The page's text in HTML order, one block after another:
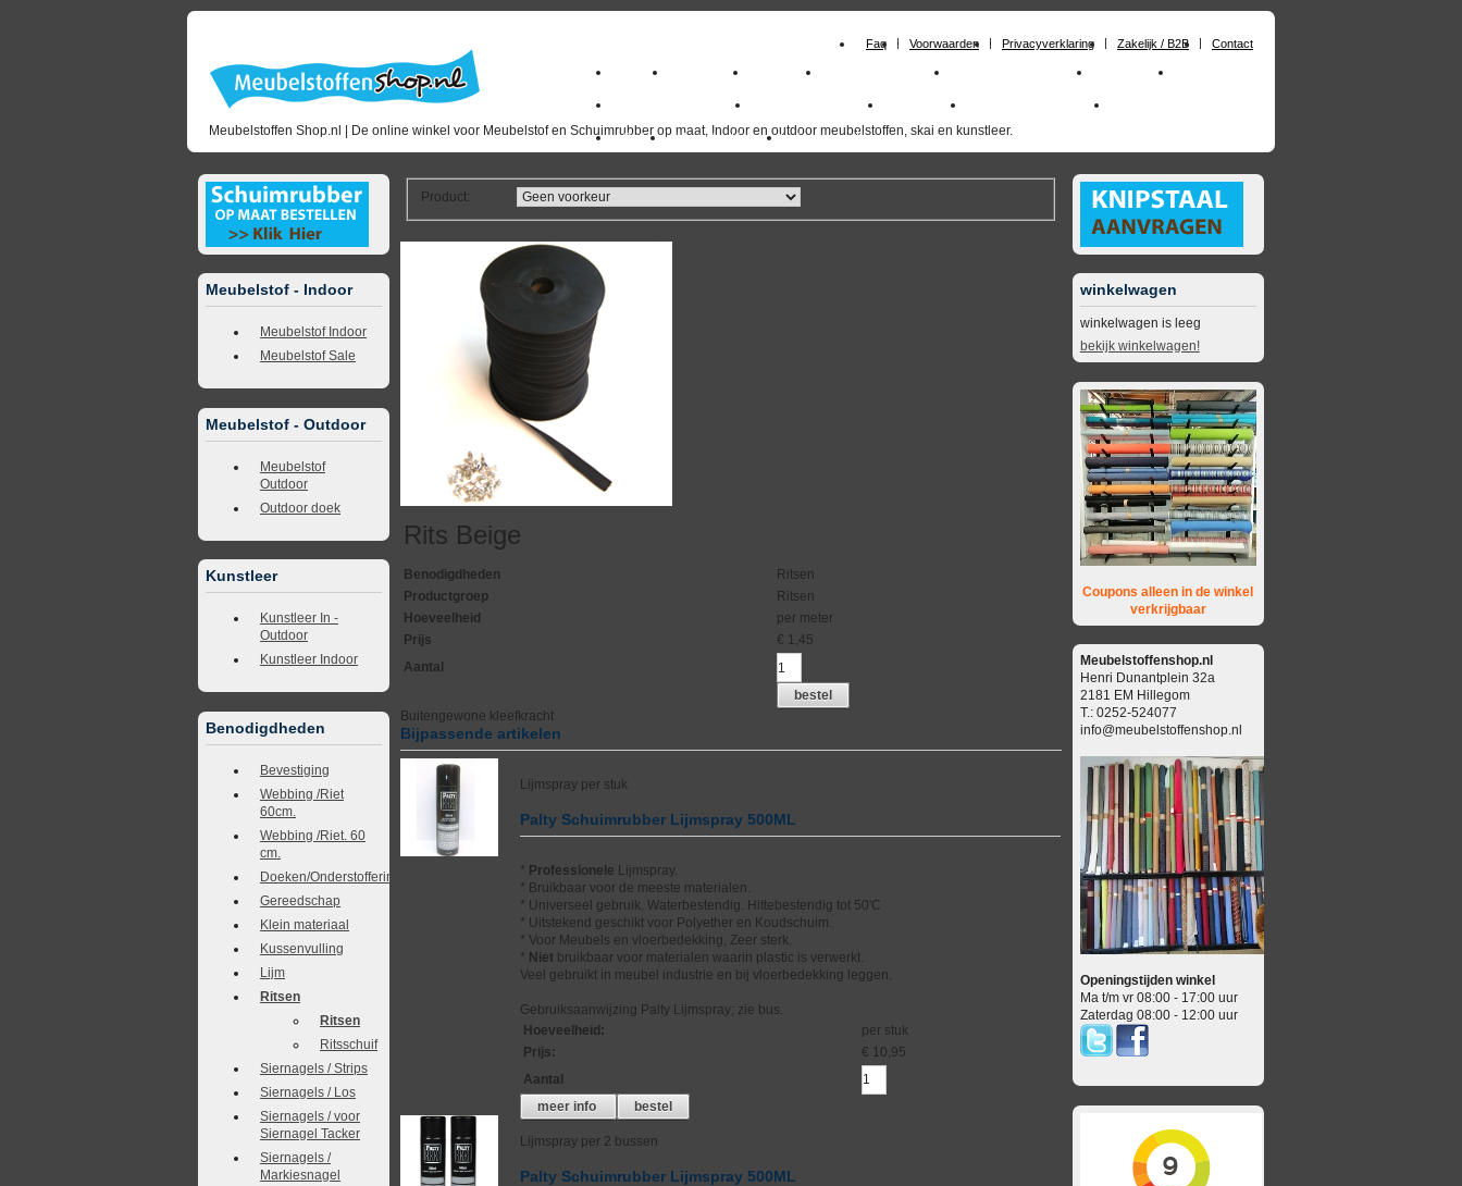
Faq Voorwaarden Privacyverklaring Zakelijk / B2B Contact
Meubelstoffen Shop.nl | De online winkel voor Meubelstof en Schuimrubber op maat, Indoor en outdoor meubelstoffen, skai en kunstleer.
Home Meubelstof Kunstleer Schuimrubberplaten Schuimrubber op maat Materialen
milano_outdoorstoffen skai kunstleer kopen outdoorstof skai_kunstleer outdoor
Outlet Meubelstof indoor duurzaam
Meubelstof - Indoor
Meubelstof Indoor
Meubelstof Sale
Meubelstof - Outdoor
Meubelstof
Outdoor
Outdoor doek
Kunstleer
Kunstleer In -
Outdoor
Kunstleer Indoor
Benodigdheden
Bevestiging
Webbing /Riet
60cm.
Webbing /Riet. 60
cm.
Doeken/Onderstoffering
Gereedschap
Klein materiaal
Kussenvulling
Lijm
Ritsen
Ritsen
Ritsschuif
Siernagels / Strips
Siernagels / Los
Siernagels / voor
Siernagel Tacker
Siernagels /
Markiesnagel
Product:
Rits Beige
Benodigdheden
Ritsen
Productgroep
Ritsen
Hoeveelheid
per meter
Prijs
€ 1,45
Aantal
bestel
Buitengewone kleefkracht
Bijpassende artikelen
Lijmspray per stuk
Palty Schuimrubber Lijmspray 500ML
* Professionele Lijmspray.
* Bruikbaar voor de meeste materialen.
* Universeel gebruik. Waterbestendig. Hittebestendig tot 50'C
* Uitstekend geschikt voor Polyether en Koudschuim.
* Voor Meubels en vloerbedekking, Zeer sterk.
* Niet bruikbaar voor materialen waarin plastic is verwerkt.
Veel gebruikt in meubel industrie en bij vloerbedekking leggen.
Gebruiksaanwijzing Palty Lijmspray; zie bus.
Hoeveelheid :
per stuk
Prijs:
€ 10,95
Aantal
meer info
bestel
Lijmspray per 2 bussen
Palty Schuimrubber Lijmspray 500ML
winkelwagen
winkelwagen is leeg
bekijk winkelwagen!
Coupons alleen in de winkel
verkrijgbaar
Meubelstoffenshop.nl
Henri Dunantplein 32a
2181 EM Hillegom
T.: 0252-524077
info@meubelstoffenshop.nl
Openingstijden winkel
Ma t/m vr 08:00 - 17:00 uur
Zaterdag 08:00 - 12:00 uur